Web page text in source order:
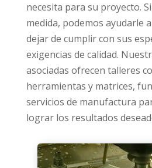
necesita para su proyecto.
medida, podemos ayudarle
dejar de cumplir con sus
exigencias de calidad.
asociadas ofrecen talleres
herramientas y matrices,
servicios de manufactura
lograr los resultados